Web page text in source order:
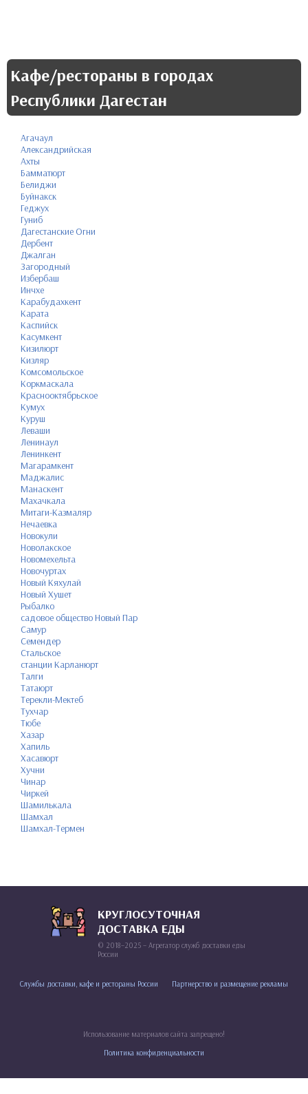
Кафе/рестораны в городах
Республики Дагестан
Агачаул
Александрийская
Ахты
Бамматюрт
Белиджи
Буйнакск
Геджух
Гуниб
Дагестанские Огни
Дербент
Джалган
Загородный
Избербаш
Инчхе
Карабудахкент
Карата
Каспийск
Касумкент
Кизилюрт
Кизляр
Комсомольское
Коркмаскала
Краснооктябрьское
Кумух
Куруш
Леваши
Ленинаул
Ленинкент
Магарамкент
Маджалис
Манаскент
Махачкала
Митаги-Казмаляр
Нечаевка
Новокули
Новолакское
Новомехельта
Новочуртах
Новый Кяхулай
Новый Хушет
Рыбалко
садовое общество Новый Пар
Самур
Семендер
Стальское
станции Карланюрт
Талги
Татаюрт
Терекли-Мектеб
Тухчар
Тюбе
Хазар
Хапиль
Хасавюрт
Хучни
Чинар
Чиркей
Шамилькала
Шамхал
Шамхал-Термен
КРУГЛОСУТОЧНАЯ
ДОСТАВКА ЕДЫ
© 2018–2025 – Агрегатор служб доставки еды
России
Службы доставки, кафе и рестораны России Партнерство и размещение рекламы
Использование материалов сайта запрещено!
Политика конфиденциальности